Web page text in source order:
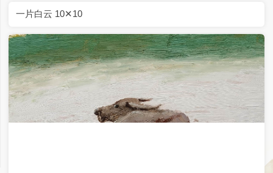
一片白云 10✕10